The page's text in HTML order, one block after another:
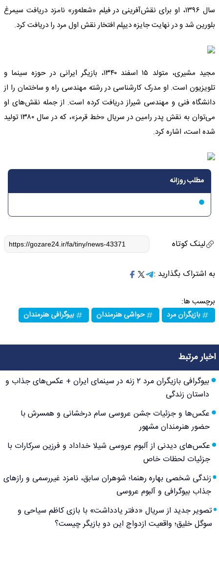
سال ۱۳۹۶، او برای نقش‌آفرینی در فیلم «شعله‌ور» نامزد دریافت سیمرغ
بلورین شد و در نهایت جایزه دیپلم افتخار نقش اول مرد را دریافت کرد.
مجید مشیری، متولد ۱۵ اسفند ۱۳۴۰، بازیگر ایرانی در حوزه سینما و
تلویزیون است. او مدرک کارشناسی در رشته مهندسی راه و ساختمان را از
دانشگاه فنی و مهندسی شیراز دریافت کرده است. از جمله نقش‌های او
می‌توان به نقش پدر رامین در سریال «خط قرمز»، که در سال ۱۳۸۰ تولید
شده است، اشاره کرد.
مطلب روزانه
لینک کوتاه
به اشتراک بگذارید :
برچسب ها:
بازیگران مرد حواشی هنرمندان بیوگرافی هنرمندان
اخبار مرتبط
بیوگرافی بازیگران مرد ۲ زنه در سینمای ایران + عکس‌های جذاب و
داستان زندگی
عکس‌ها و جزئیات جشن عروسی سام درخشانی و همسرش با
حضور هنرمندان مشهور
عکس‌های دیدنی از آلبوم عروسی شیلا خداداد و فرزین سرکارات با
جزئیات لحظات خاص
زندگی شخصی بهاره رهنما؛ شوهران سابق، نامزد غیررسمی و رازهای
جذاب بیوگرافی و آلبوم عروسی
تصویر جدید از سریال «دفتر یادداشت» با بازی کاظم سیاحی و
سوگل خلیق؛ واقعیت ازدواج این دو بازیگر چیست؟